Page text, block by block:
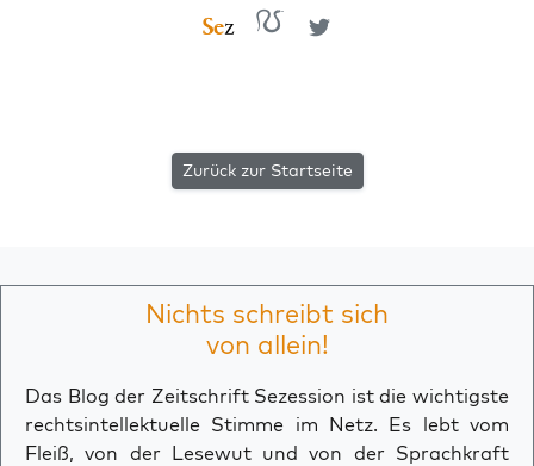
Zurück zur Startseite
Nichts schreibt sich
von allein!
Das Blog der Zeitschrift Sezession ist die wichtigste
rechtsintellektuelle Stimme im Netz. Es lebt vom
Fleiß, von der Lesewut und von der Sprachkraft